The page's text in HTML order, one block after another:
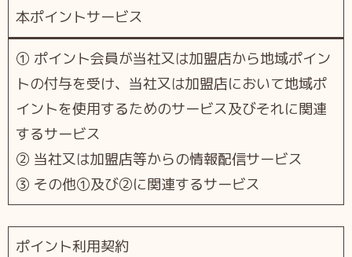
本ポイントサービス
① ポイント会員が当社⼜は加盟店から地域ポイン
トの付与を受け、当社⼜は加盟店において地域ポ
イントを使⽤するためのサービス及びそれに関連
するサービス
② 当社⼜は加盟店等からの情報配信サービス
③ その他①及び②に関連するサービス
ポイント利⽤契約